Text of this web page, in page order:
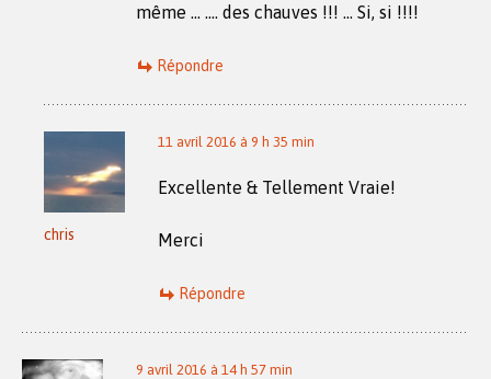
même … …. des chauves !!! … Si, si !!!!
Répondre
chris
11 avril 2016 à 9 h 35 min
Excellente & Tellement Vraie!
Merci
Répondre
9 avril 2016 à 14 h 57 min